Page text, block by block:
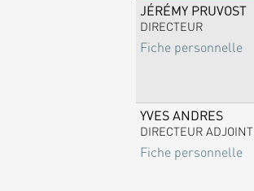
JÉRÉMY PRUVOST
DIRECTEUR
Fiche personnelle
YVES ANDRES
DIRECTEUR ADJOINT
Fiche personnelle